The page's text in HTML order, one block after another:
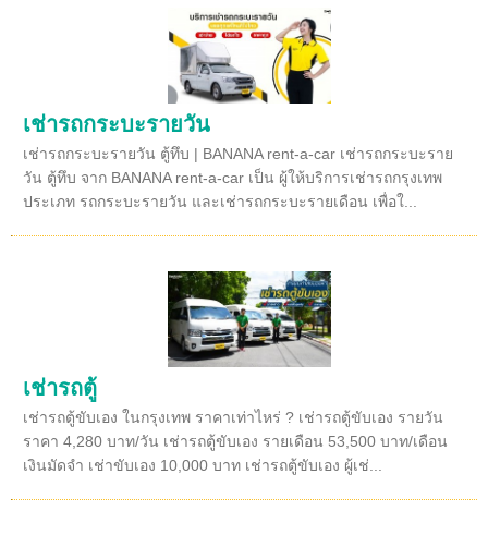
เช่ารถกระบะรายวัน
เช่ารถกระบะรายวัน ตู้ทึบ | BANANA rent-a-car เช่ารถกระบะราย
วัน ตู้ทึบ จาก BANANA rent-a-car เป็น ผู้ให้บริการเช่ารถกรุงเทพ
ประเภท รถกระบะรายวัน และเช่ารถกระบะรายเดือน เพื่อใ...
เช่ารถตู้
เช่ารถตู้ขับเอง ในกรุงเทพ ราคาเท่าไหร่ ? เช่ารถตู้ขับเอง รายวัน
ราคา 4,280 บาท/วัน เช่ารถตู้ขับเอง รายเดือน 53,500 บาท/เดือน
เงินมัดจำ เช่าขับเอง 10,000 บาท เช่ารถตู้ขับเอง ผู้เช่...